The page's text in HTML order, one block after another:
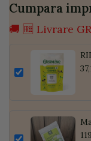
Cumpara
🚚 🆓 Livrare